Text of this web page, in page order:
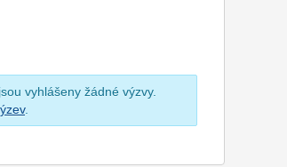
vyhlášeny žádné výzvy.
.